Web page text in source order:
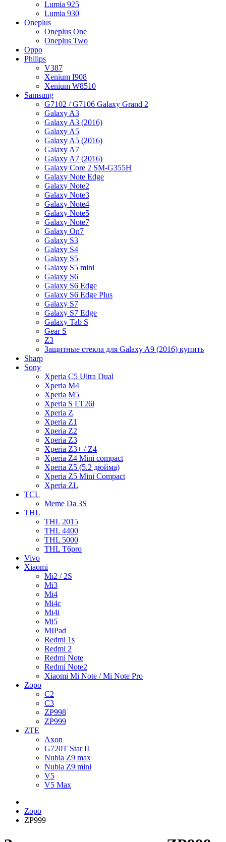
Lumia 925
Lumia 930
Oneplus
Oneplus One
Oneplus Two
Oppo
Philips
V387
Xenium I908
Xenium W8510
Samsung
G7102 / G7106 Galaxy Grand 2
Galaxy A3
Galaxy A3 (2016)
Galaxy A5
Galaxy A5 (2016)
Galaxy A7
Galaxy A7 (2016)
Galaxy Core 2 SM-G355H
Galaxy Note Edge
Galaxy Note2
Galaxy Note3
Galaxy Note4
Galaxy Note5
Galaxy Note7
Galaxy On7
Galaxy S3
Galaxy S4
Galaxy S5
Galaxy S5 mini
Galaxy S6
Galaxy S6 Edge
Galaxy S6 Edge Plus
Galaxy S7
Galaxy S7 Edge
Galaxy Tab S
Gear S
Z3
Защитные стекла для Galaxy A9 (2016) купить
Sharp
Sony
Xperia C5 Ultra Dual
Xperia M4
Xperia M5
Xperia S LT26i
Xperia Z
Xperia Z1
Xperia Z2
Xperia Z3
Xperia Z3+ / Z4
Xperia Z4 Mini compact
Xperia Z5 (5.2 дюйма)
Xperia Z5 Mini Compact
Xperia ZL
TCL
Meme Da 3S
THL
THL 2015
THL 4400
THL 5000
THL T6pro
Vivo
Xiaomi
Mi2 / 2S
Mi3
Mi4
Mi4c
Mi4i
Mi5
MIPad
Redmi 1s
Redmi 2
Redmi Note
Redmi Note2
Xiaomi Mi Note / Mi Note Pro
Zopo
C2
C3
ZP998
ZP999
ZTE
Axon
G720T Star II
Nubia Z9 max
Nubia Z9 mini
V5
V5 Max
Zopo
ZP999